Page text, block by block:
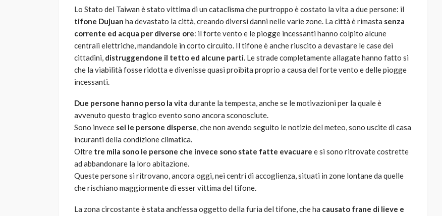
Lo Stato del Taiwan è stato vittima di un cataclisma che purtroppo è costato la vita a due persone: il
tifone Dujuan ha devastato la città, creando diversi danni nelle varie zone. La città è rimasta senza
corrente ed acqua per diverse ore: il forte vento e le piogge incessanti hanno colpito alcune
centrali elettriche, mandandole in corto circuito. Il tifone è anche riuscito a devastare le case dei
cittadini, distruggendone il tetto ed alcune parti. Le strade completamente allagate hanno fatto si
che la viabilità fosse ridotta e divenisse quasi proibita proprio a causa del forte vento e delle piogge
incessanti.
Due persone hanno perso la vita durante la tempesta, anche se le motivazioni per la quale è
avvenuto questo tragico evento sono ancora sconosciute.
Sono invece sei le persone disperse, che non avendo seguito le notizie del meteo, sono uscite di casa
incuranti della condizione climatica.
Oltre tre mila sono le persone che invece sono state fatte evacuare e si sono ritrovate costrette
ad abbandonare la loro abitazione.
Queste persone si ritrovano, ancora oggi, nei centri di accoglienza, situati in zone lontane da quelle
che rischiano maggiormente di esser vittima del tifone.
La zona circostante è stata anch’essa oggetto della furia del tifone, che ha causato frane di lieve e
VARIE
scegliere per il tuo prato
god 1 anno ago 784
AUTO SPORT
MG alle Final 8 di Coppa
Davis: tennis mondiale e
passione per
abbracciano la stessa causa